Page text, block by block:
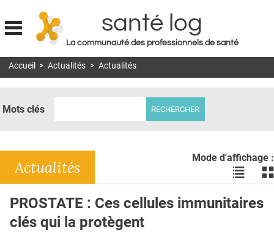
Jump to navigation
santé log
La communauté des professionnels de santé
MON COMPTE
DOSSIERS
RÉSEAUX
E-REVUE SAD
Accueil > Actualités > Actualités
Mots clés
Mode d'affichage :
Voir
les
en
les
en
Actualités
PROSTATE : Ces cellules immunitaires
clés qui la protègent